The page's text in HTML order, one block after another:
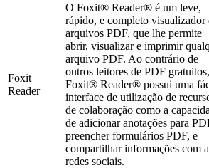
Foxit
Reader
O Foxit® Reader® é um leve,
rápido, e completo visualizador
arquivos PDF, que lhe permite
abrir, visualizar e imprimir
arquivo PDF. Ao contrário de
outros leitores de PDF gratuitos,
Foxit® Reader® possui uma
interface de utilização de
de colaboração como a
de adicionar anotações para
preencher formulários PDF, e
compartilhar informações com
redes sociais.